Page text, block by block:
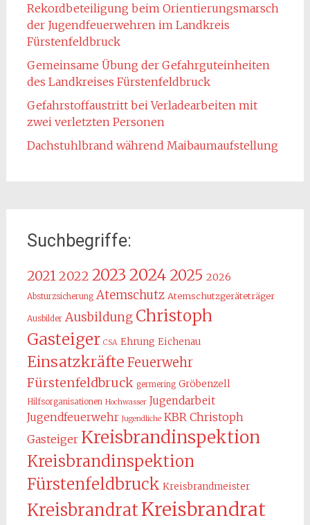
Rekordbeteiligung beim Orientierungsmarsch
der Jugendfeuerwehren im Landkreis
Fürstenfeldbruck
Gemeinsame Übung der Gefahrguteinheiten
des Landkreises Fürstenfeldbruck
Gefahrstoffaustritt bei Verladearbeiten mit
zwei verletzten Personen
Dachstuhlbrand während Maibaumaufstellung
Suchbegriffe:
20212022 2023 2024 2025 2026
Absturzsicherung Atemschutz Atemschutzgeräteträger
Ausbilder Ausbildung Christoph
Gasteiger CSA Ehrung Eichenau
Einsatzkräfte Feuerwehr
Fürstenfeldbruck germering Gröbenzell
Hilfsorganisationen Hochwasser Jugendarbeit
Jugendfeuerwehr Jugendliche KBR Christoph
Gasteiger Kreisbrandinspektion
Kreisbrandinspektion
Fürstenfeldbruck Kreisbrandmeister
KreisbrandratKreisbrandrat